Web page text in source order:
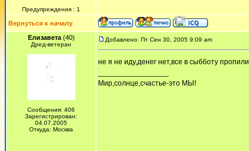
Предупреждения : 1
Вернуться к началу
Елизавета(40)
Дред-ветеран
Сообщения: 406
Зарегистрирован:
04.07.2005
Откуда: Москва
Добавлено: Пт Сен 30, 2005 9:09 am
не я не иду,денег нет,все в сыбботу пропили
Мир,солнце,счастье-это МЫ!